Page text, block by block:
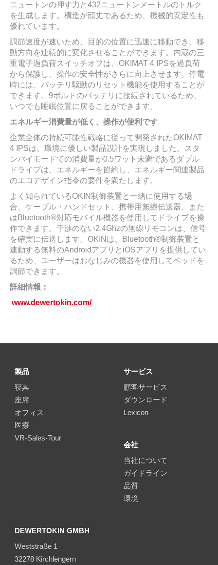
ニュートンの押す力と432ニュートンメートルのトルク
を生成します。構造が頑丈であるため、機械的安定性も
優れています。
調節速度が速いため、目的の位置に迅速に移動でき、移
動方向を連続的に変化させることができます。内蔵の三
重電子過負荷スイッチオフは、OKIMAT 4 IPSを過負荷
から保護し、操作の安全性がさらに向上させます。停電
時には、バッテリ駆動のリセット機能を使用することが
できます。9ボルトのバッテリに接続されているため、
いつでも睡眠位置に戻ることができます。
エネルギー消費量が低く、操作が便利です
企業全体の持続可能性戦略に従って開発されたOKIMAT
4 IPSは、環境に優しい製品設計を実現しました。スタ
ンバイモードでの消費量が0.5ワット未満であるダブル
ドライブは、エネルギーを節約し、エネルギー関連製品
のエコデザイン指令の要件を満たします。
よく知られているOKIN制御装置と一緒に使用する場
合、ケーブル・ハンドセット、携帯用無線伝送器、また
はBluetooth®対応モバイル機器を使用してドライブを操
作できます。干渉のない2.4Ghzの無線リモコンは、信号
を確実に伝送します。OKINは、Bluetooth®制御装置と
連動する無料のAndroidアプリとiOSアプリを提供してい
るため、ユーザーはおなじみの機器を使用してベッドを
調節できます。
詳細情報：
www.dewertokin.com/
製品
寝具
座席
オフィス
医療
VR-Sales-Tour
サービス
顧客サービス
ダウンロード
Lexicon
会社
当社について
ガイドライン
品質
環境
DEWERTOKIN GMBH
Weststraße 1
32278 Kirchlengern